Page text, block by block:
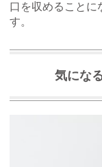
口を収めることに
す。
気にな